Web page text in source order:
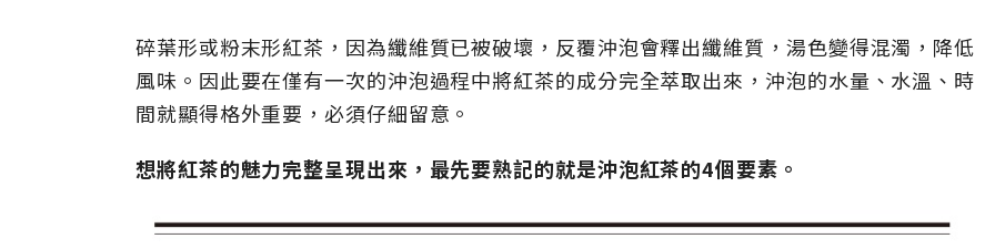
碎葉形或粉末形紅茶，因為纖維質已被破壞，反覆沖泡會釋出纖維質，湯色變得混濁，降低
風味。因此要在僅有一次的沖泡過程中將紅茶的成分完全萃取出來，沖泡的水量、水溫、時
間就顯得格外重要，必須仔細留意。
想將紅茶的魅力完整呈現出來，最先要熟記的就是沖泡紅茶的4個要素。